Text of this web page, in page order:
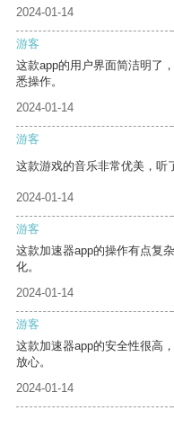
2024-01-14
游客
这款app的用户界面简洁明了
悉操作。
2024-01-14
游客
这款游戏的音乐非常优美，听
2024-01-14
游客
这款加速器app的操作有点复
化。
2024-01-14
游客
这款加速器app的安全性很高
放心。
2024-01-14